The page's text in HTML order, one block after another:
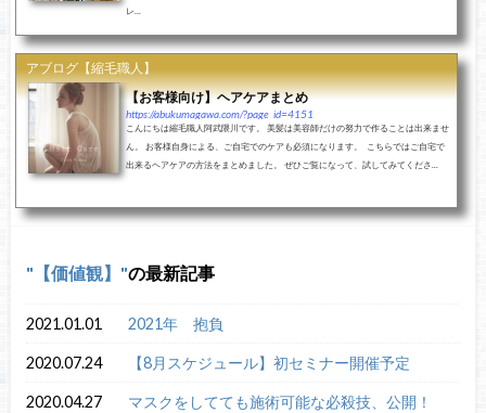
レ...
アブログ【縮毛職人】
【お客様向け】ヘアケアまとめ
https://abukumagawa.com/?page_id=4151
こんにちは縮毛職人阿武隈川です。 美髪は美容師だけの努力で作ることは出来ませ
ん。 お客様自身による、ご自宅でのケアも必須になります。 こちらではご自宅で
出来るヘアケアの方法をまとめました。 ぜひご覧になって、試してみてくださ...
【価値観】 の最新記事
2021.01.01 2021年 抱負
2020.07.24 【8月スケジュール】初セミナー開催予定
2020.04.27 マスクをしてても施術可能な必殺技、公開！